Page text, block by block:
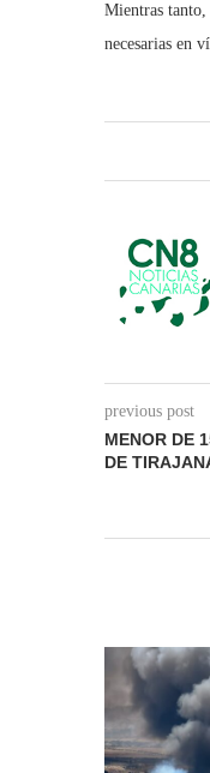
Mientras tanto,
necesarias en
previous post
MENOR DE
DE